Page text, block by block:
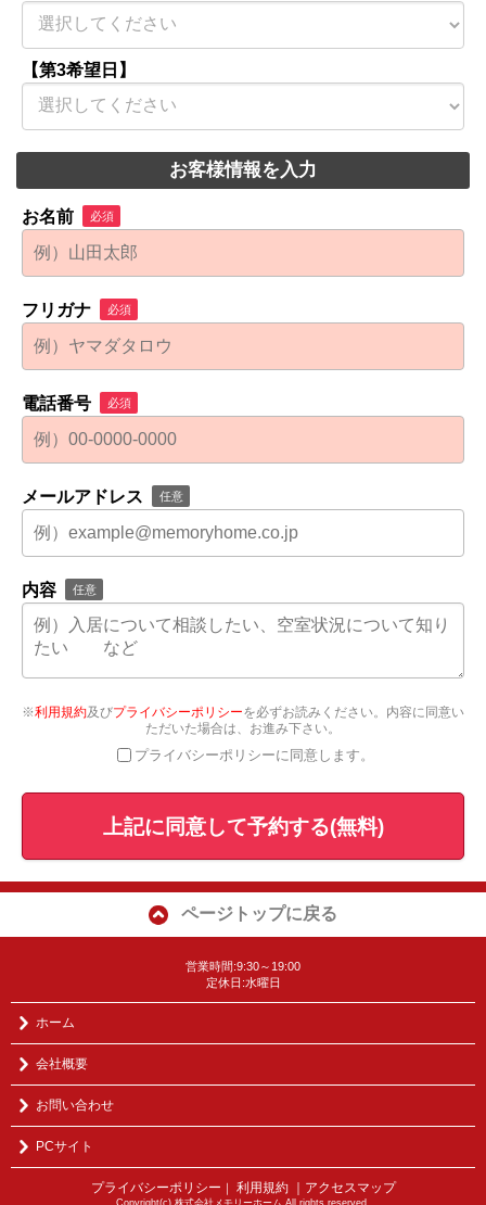
【第3希望日】
お客様情報を入力
お名前 必須
フリガナ 必須
電話番号 必須
メールアドレス 任意
内容 任意
※利用規約及びプライバシーポリシーを必ずお読みください。内容に同意い
ただいた場合は、お進み下さい。
プライバシーポリシーに同意します。
上記に同意して予約する(無料)
ページトップに戻る
営業時間:9:30～19:00
定休日:水曜日
ホーム
会社概要
お問い合わせ
PCサイト
プライバシーポリシー ｜ 利用規約 ｜アクセスマップ
Copyright(c) 株式会社メモリーホーム All rights reserved.